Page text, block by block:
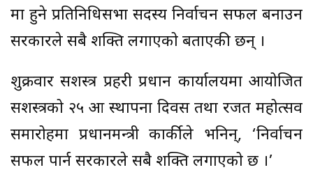
मा हुने प्रतिनिधिसभा सदस्य निर्वाचन सफल बनाउन
सरकारले सबै शक्ति लगाएको बताएकी छन् ।
शुक्रवार सशस्त्र प्रहरी प्रधान कार्यालयमा आयोजित
सशस्त्रको २५ औँ स्थापना दिवस तथा रजत महोत्सव
समारोहमा प्रधानमन्त्री कार्कीले भनिन्, ‘निर्वाचन
सफल पार्न सरकारले सबै शक्ति लगाएको छ ।’